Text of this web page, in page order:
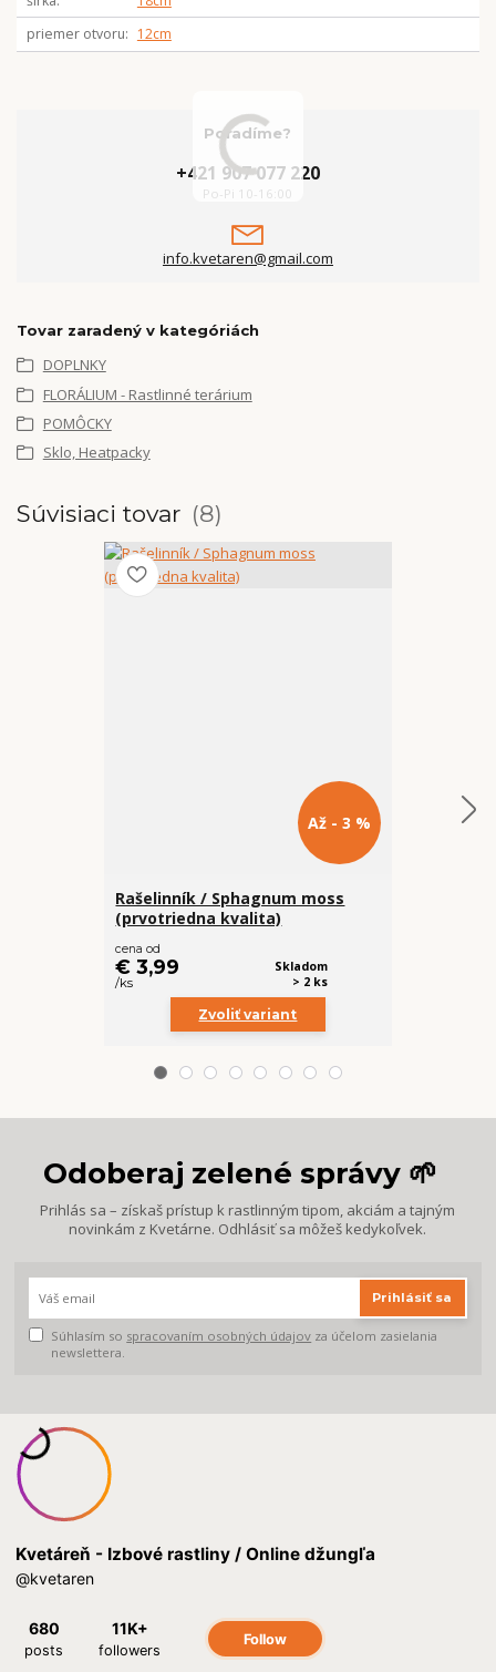
priemer otvoru
12cm
Poradíme?
+421 907 077 220
Po-Pi 10-16:00
info.kvetaren@gmail.com
Tovar zaradený v kategóriách
DOPLNKY
FLORÁLIUM - Rastlinné terárium
POMÔCKY
Sklo, Heatpacky
Súvisiaci tovar 8
Až - 3 %
Rašelinník / Sphagnum moss
(prvotriedna kvalita)
cena od
€ 3,99
/ks
Skladom
> 2 ks
Zvoliť variant
Odoberaj zelené správy 🌱
Prihlás sa – získaš prístup k rastlinným tipom, akciám a tajným
novinkám z Kvetárne. Odhlásiť sa môžeš kedykoľvek.
Prihlásiť sa
Súhlasím so spracovaním osobných údajov za účelom zasielania
newslettera.